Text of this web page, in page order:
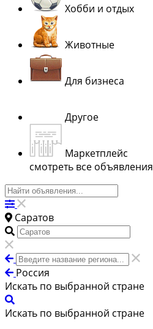
Хобби и отдых
Животные
Для бизнеса
Другое
Маркетплейс
смотреть все объявления
Саратов
Россия
Искать по выбранной стране
Искать по выбранной стране